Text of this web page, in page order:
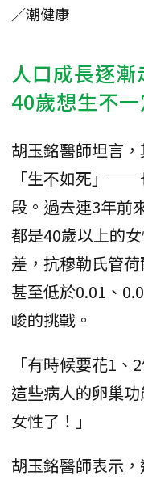
／潮健康
人口成長逐漸
40歲想生不
胡玉銘醫師坦言
「生不如死」──
段。過去連3年前
都是40歲以上的
差，抗穆勒氏管
甚至低於0.01、
峻的挑戰。
「有時候要花1、
這些病人的卵巢
女性了！」
胡玉銘醫師表示